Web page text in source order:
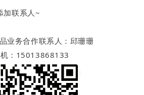
加联系人~
业务合作联系人：邱珊珊
：15013868133